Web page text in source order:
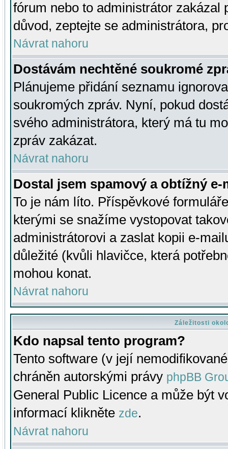
fórum nebo to administrátor zakázal
důvod, zeptejte se administrátora,
Návrat nahoru
Dostávám nechtěné soukromé
Plánujeme přidání seznamu
soukromých zpráv. Nyní, pokud
svého administrátora, který má tu
zpráv zakázat.
Návrat nahoru
Dostal jsem spamový a obtížný
To je nám líto. Příspěvkové
kterými se snažíme vystopovat
administrátorovi a zaslat kopii e-
důležité (kvůli hlavičce, která
mohou konat.
Návrat nahoru
Záležitosti
Kdo napsal tento program?
Tento software (v její
chráněn autorskými právy phpBB
General Public Licence a může být
informací klikněte zde.
Návrat nahoru